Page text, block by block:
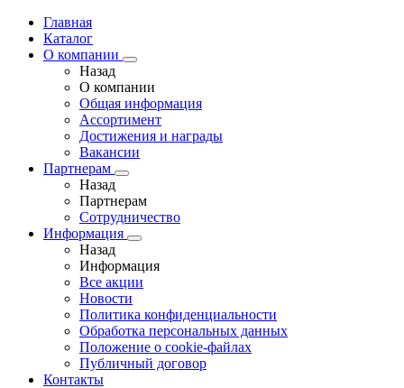
Главная
Каталог
О компании
Назад
О компании
Общая информация
Ассортимент
Достижения и награды
Вакансии
Партнерам
Назад
Партнерам
Сотрудничество
Информация
Назад
Информация
Все акции
Новости
Политика конфиденциальности
Обработка персональных данных
Положение о cookie-файлах
Публичный договор
Контакты